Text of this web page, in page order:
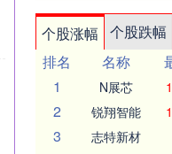
个股涨幅 个股跌幅
排名
名称
1
N展芯
2 锐翔智能
3 志特新材